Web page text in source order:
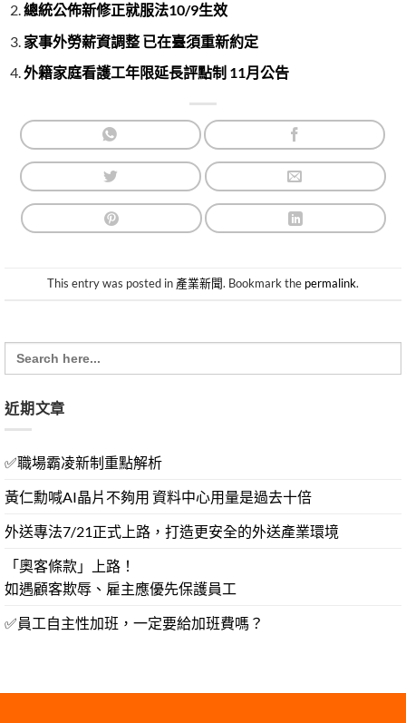
總統公佈新修正就服法10/9生效
家事外勞薪資調整 已在臺須重新約定
外籍家庭看護工年限延長評點制 11月公告
This entry was posted in 產業新聞. Bookmark the permalink.
Search
for:
近期文章
✅職場霸凌新制重點解析
黃仁勳喊AI晶片不夠用 資料中心用量是過去十倍
外送專法7/21正式上路，打造更安全的外送產業環境
「奧客條款」上路！
如遇顧客欺辱、雇主應優先保護員工
✅員工自主性加班，一定要給加班費嗎？